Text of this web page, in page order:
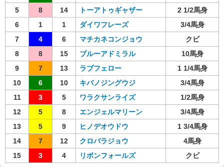
5
8 14 トーアトゥギャザー
2 1/2馬身
6
1 1 ダイワフレーズ
3/4馬身
7
4 6 マチカネコンジョウ
クビ
8
8 15 ブルーアドミラル
10馬身
9
7 13 ラブフェロー
1 1/4馬身
10
6 10 キバノジングウジ
3/4馬身
11
3 5 ワラクサンライズ
1/2馬身
12
5 8 エンジェルマリーン
3/4馬身
13
5 9 ヒノデオウドウ
1 3/4馬身
14
7 12 クロバラジョウ
4馬身
15
3 4 リボンフォールズ クビ